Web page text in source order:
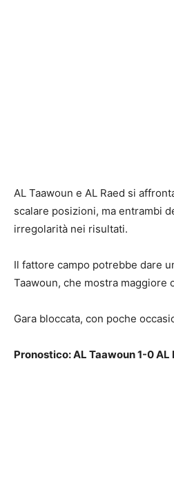
AL Taawoun e AL Raed si
scalare posizioni, ma entrambi
irregolarità nei risultati.
Il fattore campo potrebbe dare
Taawoun, che mostra maggiore
Gara bloccata, con poche
Pronostico: AL Taawoun 1-0 AL